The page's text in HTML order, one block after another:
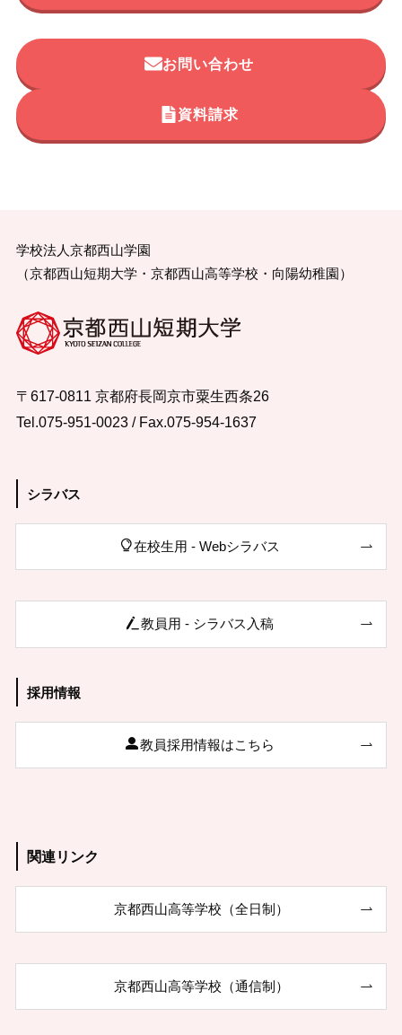
お問い合わせ
資料請求
学校法人京都西山学園
（京都西山短期大学・京都西山高等学校・向陽幼稚園）
〒617-0811 京都府長岡京市粟生西条26
Tel.075-951-0023 / Fax.075-954-1637
シラバス
在校生用 - Webシラバス
教員用 - シラバス入稿
採用情報
教員採用情報はこちら
関連リンク
京都西山高等学校（全日制）
京都西山高等学校（通信制）